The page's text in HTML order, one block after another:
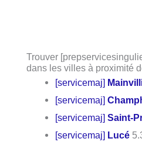
Trouver
dans les villes à proximité
[servicemaj]
[servicemaj]
[servicemaj]Saint-
[servicemaj] Lucé